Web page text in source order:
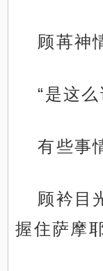
顾苒神
“是这
有些事
顾衿目
握住萨摩